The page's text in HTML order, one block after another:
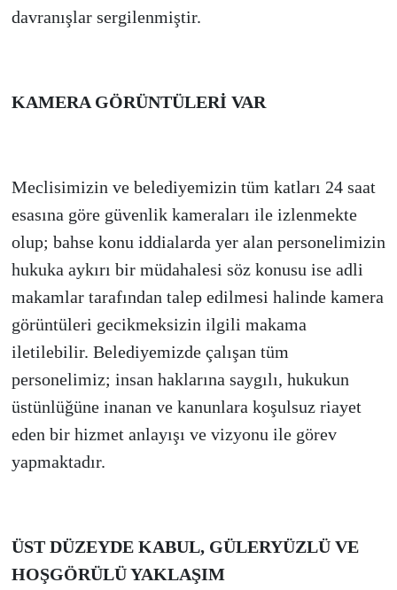
davranışlar sergilenmiştir.
KAMERA GÖRÜNTÜLERİ VAR
Meclisimizin ve belediyemizin tüm katları 24 saat
esasına göre güvenlik kameraları ile izlenmekte
olup; bahse konu iddialarda yer alan personelimizin
hukuka aykırı bir müdahalesi söz konusu ise adli
makamlar tarafından talep edilmesi halinde kamera
görüntüleri gecikmeksizin ilgili makama
iletilebilir. Belediyemizde çalışan tüm
personelimiz; insan haklarına saygılı, hukukun
üstünlüğüne inanan ve kanunlara koşulsuz riayet
eden bir hizmet anlayışı ve vizyonu ile görev
yapmaktadır.
ÜST DÜZEYDE KABUL, GÜLERYÜZLÜ VE
HOŞGÖRÜLÜ YAKLAŞIM